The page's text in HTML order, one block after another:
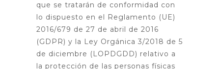
que se tratarán de conformidad con
lo dispuesto en el Reglamento (UE)
2016/679 de 27 de abril de 2016
(GDPR) y la Ley Orgánica 3/2018 de 5
de diciembre (LOPDGDD) relativo a
la protección de las personas físicas